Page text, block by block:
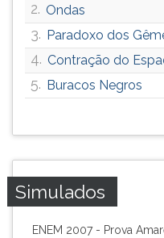
2. Ondas
3. Paradoxo dos
4. Contração do
5. Buracos Negros
Simulados
ENEM 2007 - Prova